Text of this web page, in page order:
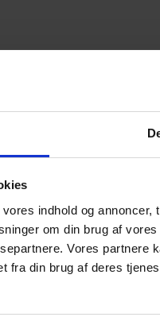
indhold og
om din brug af
Vores partnere
fra din brug af deres